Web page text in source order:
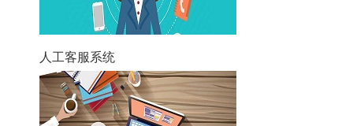
人工客服系统